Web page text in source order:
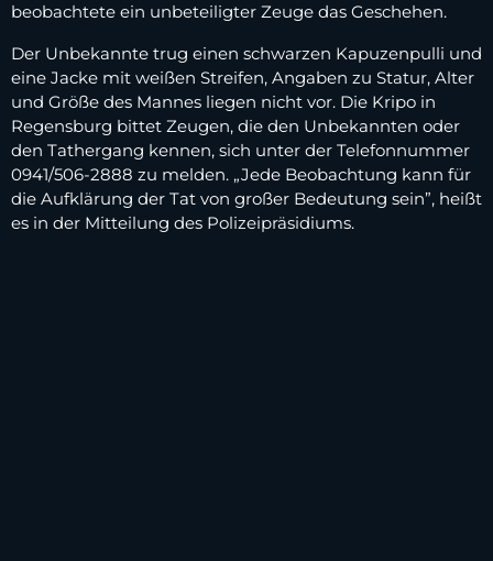
beobachtete ein unbeteiligter Zeuge das Geschehen.
Der Unbekannte trug einen schwarzen Kapuzenpulli und
eine Jacke mit weißen Streifen, Angaben zu Statur, Alter
und Größe des Mannes liegen nicht vor. Die Kripo in
Regensburg bittet Zeugen, die den Unbekannten oder
den Tathergang kennen, sich unter der Telefonnummer
0941/506-2888 zu melden. „Jede Beobachtung kann für
die Aufklärung der Tat von großer Bedeutung sein”, heißt
es in der Mitteilung des Polizeipräsidiums.